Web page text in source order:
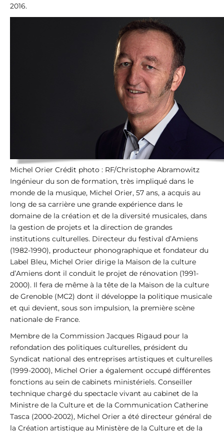
2016.
Michel Orier Crédit photo : RF/Christophe Abramowitz
Ingénieur du son de formation, très impliqué dans le
monde de la musique, Michel Orier, 57 ans, a acquis au
long de sa carrière une grande expérience dans le
domaine de la création et de la diversité musicales, dans
la gestion de projets et la direction de grandes
institutions culturelles. Directeur du festival d’Amiens
(1982-1990), producteur phonographique et fondateur du
Label Bleu, Michel Orier dirige la Maison de la culture
d’Amiens dont il conduit le projet de rénovation (1991-
2000). Il fera de même à la tête de la Maison de la culture
de Grenoble (MC2) dont il développe la politique musicale
et qui devient, sous son impulsion, la première scène
nationale de France.
Membre de la Commission Jacques Rigaud pour la
refondation des politiques culturelles, président du
Syndicat national des entreprises artistiques et culturelles
(1999-2000), Michel Orier a également occupé différentes
fonctions au sein de cabinets ministériels. Conseiller
technique chargé du spectacle vivant au cabinet de la
Ministre de la Culture et de la Communication Catherine
Tasca (2000-2002), Michel Orier a été directeur général de
la Création artistique au Ministère de la Culture et de la